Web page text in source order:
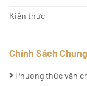
Kiến thức
Chính Sách Chung
Phương thức vận